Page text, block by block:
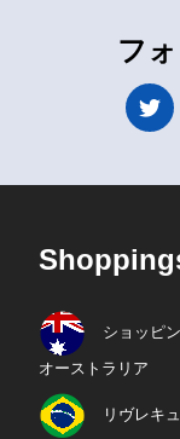
フ
ショッピ
オーストラリア
リヴレキ